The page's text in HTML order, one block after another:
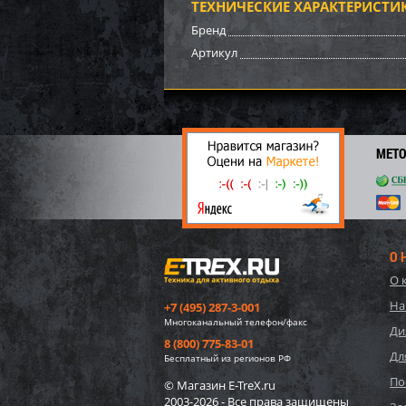
62
3
1
ТЕХНИЧЕСКИЕ
Бренд
Артикул
+7 (495) 287-3-001
Многоканальный телефон/факс
8 (800) 775-83-01
Бесплатный из регионов РФ
© Магазин E-TreX.ru
2003-2026 - Все права защищены
О
О